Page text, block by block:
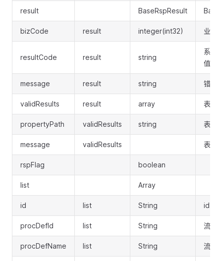
result BaseRspResult
bizCode result integer(int32) 业务
resultCode result string
系统
值
message result string 错误
validResults result array 表单
propertyPath validResults string 表单
message validResults 表单
rspFlag boolean
list Array
id list String id
procDefId list String 流程
procDefName list String 流程